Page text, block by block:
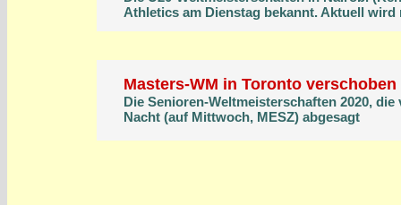
Athletics am Dienstag bekannt. Aktuell
Masters-WM in Toronto verschoben
Die Senioren-Weltmeisterschaften 2020,
Nacht (auf Mittwoch, MESZ) abgesagt